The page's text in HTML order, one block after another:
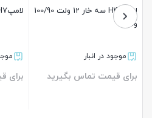
لامپ راهنما تک کنتاکت
موجود در انبار
برای قیمت تماس بگیرید